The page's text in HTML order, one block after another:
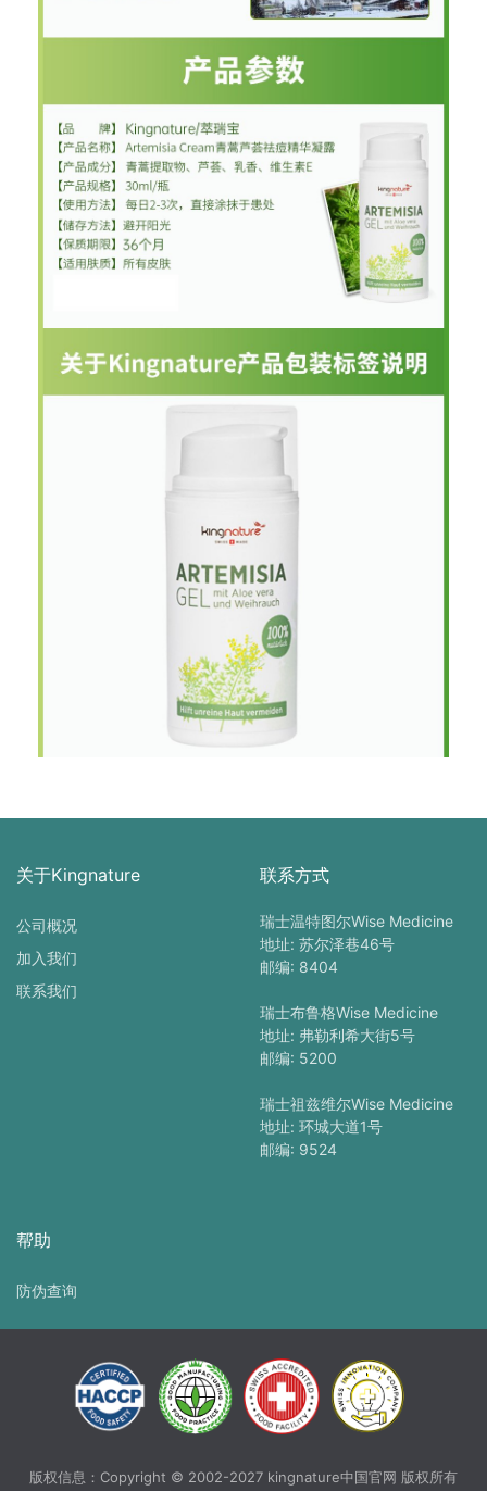
关于Kingnature
公司概况
加入我们
联系我们
联系方式
瑞士温特图尔Wise Medicine
地址: 苏尔泽巷46号
邮编: 8404
瑞士布鲁格Wise Medicine
地址: 弗勒利希大街5号
邮编: 5200
瑞士祖兹维尔Wise Medicine
地址: 环城大道1号
邮编: 9524
帮助
防伪查询
版权信息：Copyright © 2002-2027 kingnature中国官网 版权所有